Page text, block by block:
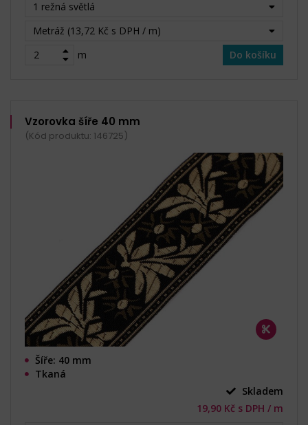
1 režná světlá
Metráž (13,72 Kč s DPH / m)
m
Do košíku
Vzorovka šíře 40 mm
(Kód produktu: 146725)
Šíře: 40 mm
Tkaná
Skladem
19,90 Kč s DPH / m